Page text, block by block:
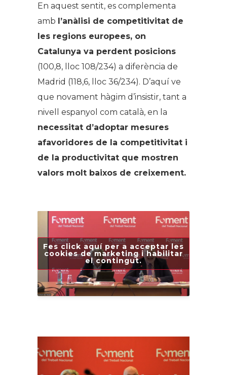
En aquest sentit, es complementa
amb l’anàlisi de competitivitat de
les regions europees, on
Catalunya va perdent posicions
(100,8, lloc 108/234) a diferència de
Madrid (118,6, lloc 36/234). D’aquí ve
que novament hàgim d’insistir, tant a
nivell espanyol com català, en la
necessitat d’adoptar mesures
afavoridores de la competitivitat i
de la productivitat que mostren
valors molt baixos de creixement.
Fes click aquí per a acceptar les
cookies de marketing i habilitar
el contingut.